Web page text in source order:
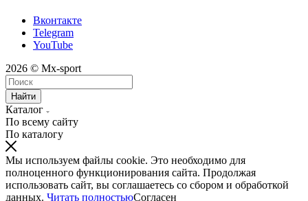
Вконтакте
Telegram
YouTube
2026 © Mx-sport
Найти
Каталог
По всему сайту
По каталогу
Мы используем файлы cookie. Это необходимо для
полноценного функционирования сайта. Продолжая
использовать сайт, вы соглашаетесь со сбором и обработкой
данных. Читать полностьюСогласен